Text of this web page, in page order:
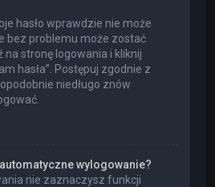
hasło wprawdzie nie może
bez problemu może zostać
stronę logowania i kliknij
hasła”. Postępuj zgodnie z
niedługo znów
wylogowanie?
nie zaznaczysz funkcji